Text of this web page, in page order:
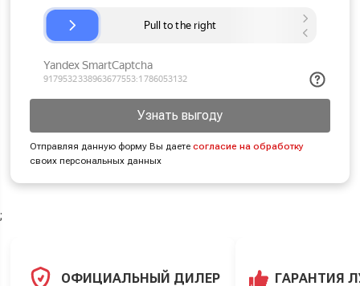
Узнать выгоду
Отправляя данную форму Вы даетесогласие на обработку
своих персональных данных
;
ОФИЦИАЛЬНЫЙ ДИЛЕР ГАРАНТИЯ